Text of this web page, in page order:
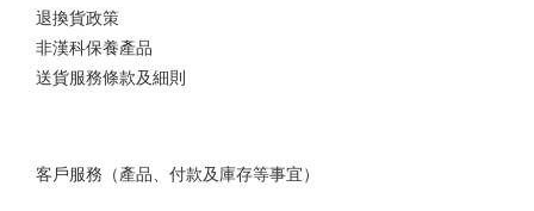
退換貨政策
非漢科保養產品
送貨服務條款及細則
客戶服務（產品、付款及庫存等事宜）